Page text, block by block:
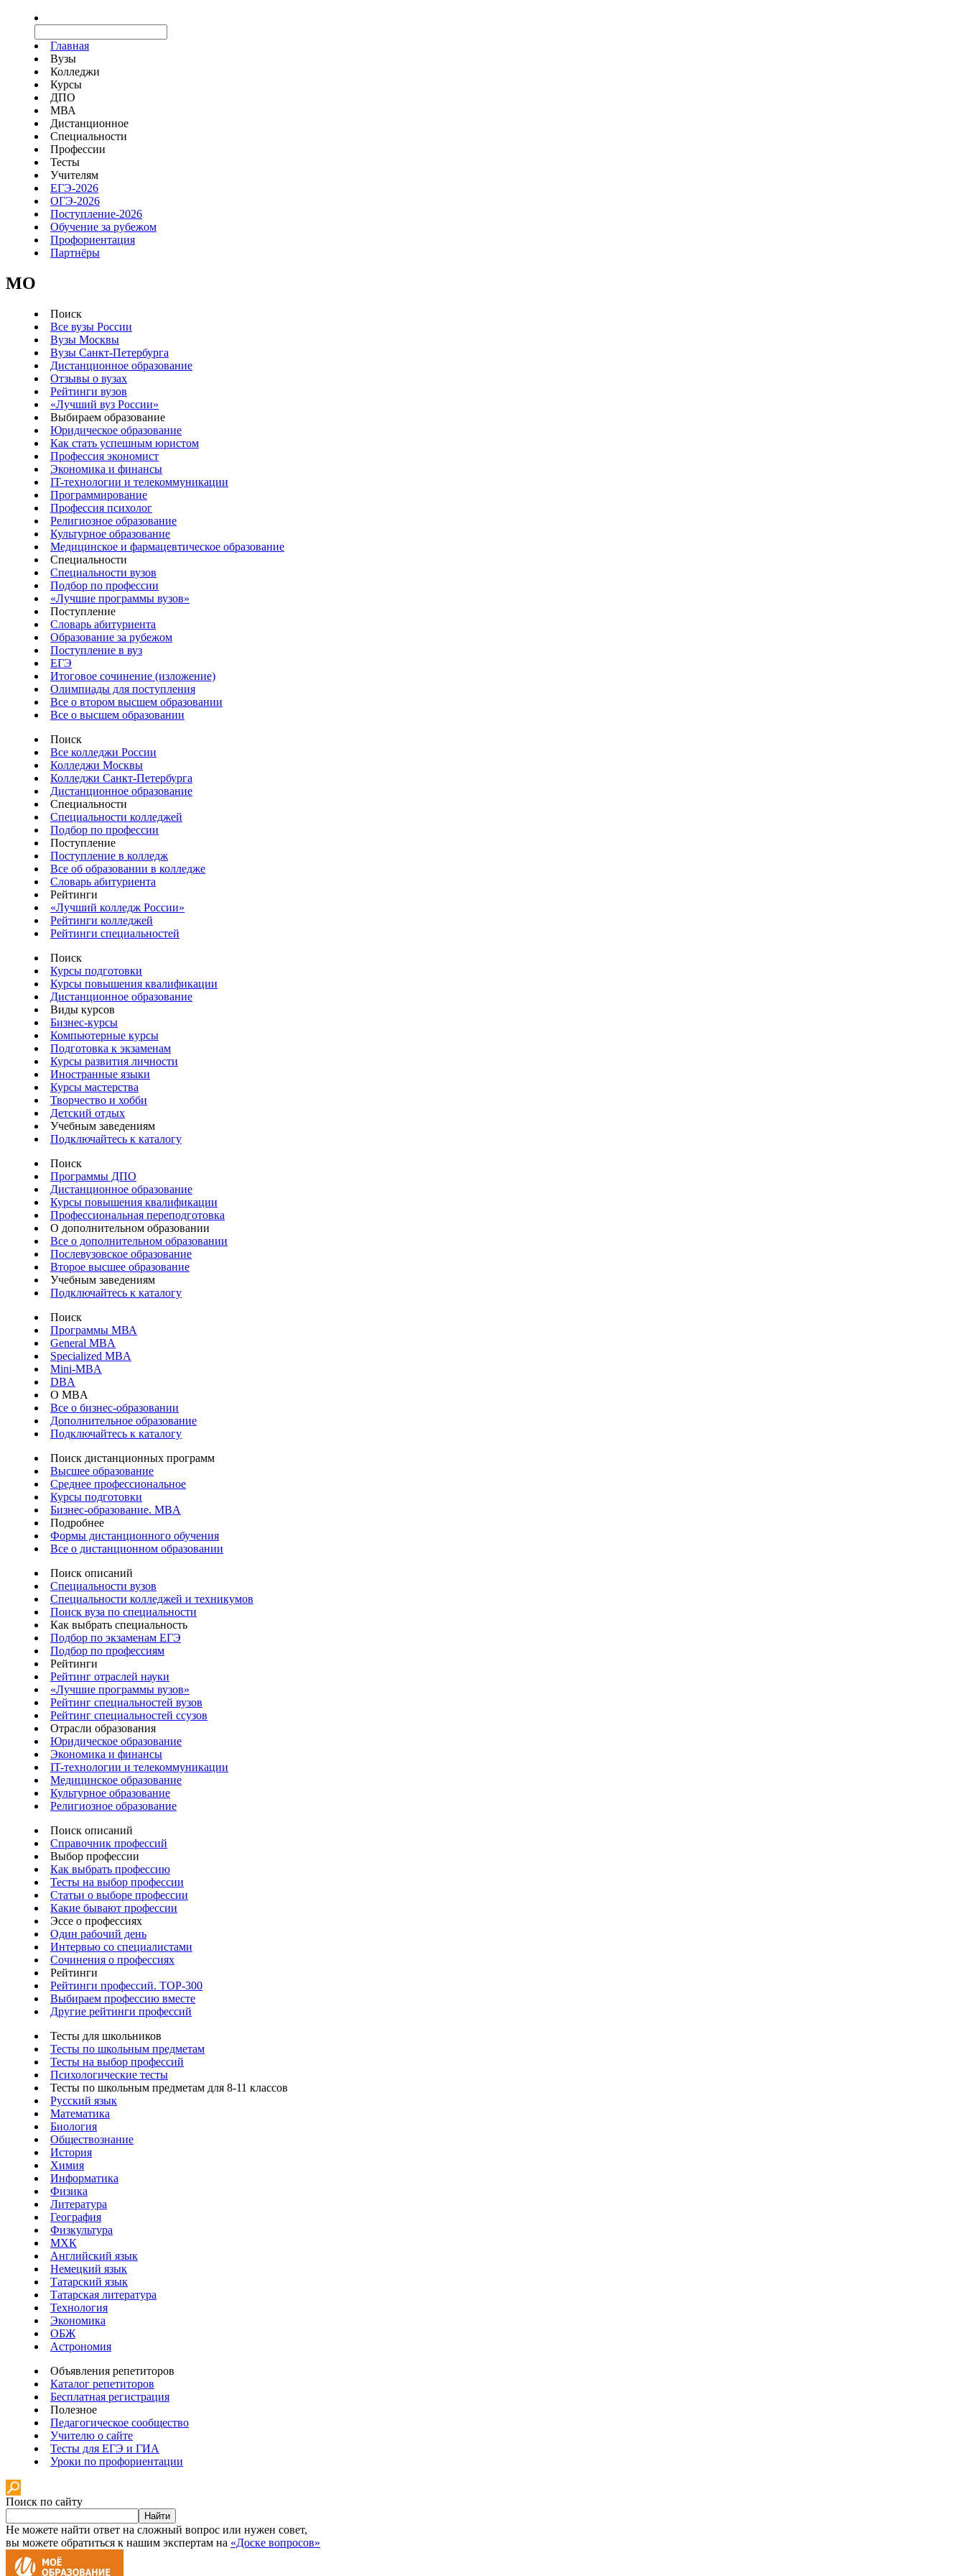
Главная
Вузы
Колледжи
Курсы
ДПО
МВА
Дистанционное
Специальности
Профессии
Тесты
Учителям
ЕГЭ-2026
ОГЭ-2026
Поступление-2026
Обучение за рубежом
Профориентация
Партнёры
MO
Поиск
Все вузы России
Вузы Москвы
Вузы Санкт-Петербурга
Дистанционное образование
Отзывы о вузах
Рейтинги вузов
«Лучший вуз России»
Выбираем образование
Юридическое образование
Как стать успешным юристом
Профессия экономист
Экономика и финансы
IT-технологии и телекоммуникации
Программирование
Профессия психолог
Религиозное образование
Культурное образование
Медицинское и фармацевтическое образование
Специальности
Специальности вузов
Подбор по профессии
«Лучшие программы вузов»
Поступление
Словарь абитуриента
Образование за рубежом
Поступление в вуз
ЕГЭ
Итоговое сочинение (изложение)
Олимпиады для поступления
Все о втором высшем образовании
Все о высшем образовании
Поиск
Все колледжи России
Колледжи Москвы
Колледжи Санкт-Петербурга
Дистанционное образование
Специальности
Специальности колледжей
Подбор по профессии
Поступление
Поступление в колледж
Все об образовании в колледже
Словарь абитуриента
Рейтинги
«Лучший колледж России»
Рейтинги колледжей
Рейтинги специальностей
Поиск
Курсы подготовки
Курсы повышения квалификации
Дистанционное образование
Виды курсов
Бизнес-курсы
Компьютерные курсы
Подготовка к экзаменам
Курсы развития личности
Иностранные языки
Курсы мастерства
Творчество и хобби
Детский отдых
Учебным заведениям
Подключайтесь к каталогу
Поиск
Программы ДПО
Дистанционное образование
Курсы повышения квалификации
Профессиональная переподготовка
О дополнительном образовании
Все о дополнительном образовании
Послевузовское образование
Второе высшее образование
Учебным заведениям
Подключайтесь к каталогу
Поиск
Программы МВА
General MBA
Specialized MBA
Mini-MBA
DBA
О MBA
Все о бизнес-образовании
Дополнительное образование
Подключайтесь к каталогу
Поиск дистанционных программ
Высшее образование
Среднее профессиональное
Курсы подготовки
Бизнес-образование. MBA
Подробнее
Формы дистанционного обучения
Все о дистанционном образовании
Поиск описаний
Специальности вузов
Специальности колледжей и техникумов
Поиск вуза по специальности
Как выбрать специальность
Подбор по экзаменам ЕГЭ
Подбор по профессиям
Рейтинги
Рейтинг отраслей науки
«Лучшие программы вузов»
Рейтинг специальностей вузов
Рейтинг специальностей ссузов
Отрасли образования
Юридическое образование
Экономика и финансы
IT-технологии и телекоммуникации
Медицинское образование
Культурное образование
Религиозное образование
Поиск описаний
Справочник профессий
Выбор профессии
Как выбрать профессию
Тесты на выбор профессии
Статьи о выборе профессии
Какие бывают профессии
Эссе о профессиях
Один рабочий день
Интервью со специалистами
Сочинения о профессиях
Рейтинги
Рейтинги профессий. TOP-300
Выбираем профессию вместе
Другие рейтинги профессий
Тесты для школьников
Тесты по школьным предметам
Тесты на выбор профессий
Психологические тесты
Тесты по школьным предметам для 8-11 классов
Русский язык
Математика
Биология
Обществознание
История
Химия
Информатика
Физика
Литература
География
Физкультура
МХК
Английский язык
Немецкий язык
Татарский язык
Татарская литература
Технология
Экономика
ОБЖ
Астрономия
Объявления репетиторов
Каталог репетиторов
Бесплатная регистрация
Полезное
Педагогическое сообщество
Учителю о сайте
Тесты для ЕГЭ и ГИА
Уроки по профориентации
Поиск по сайту
Найти
Не можете найти ответ на сложный вопрос или нужен совет,
вы можете обратиться к нашим экспертам на «Доске вопросов»